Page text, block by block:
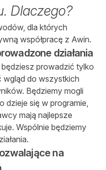
Dlaczego?
dla których
współpracę z Awin.
działania
prowadzić tylko
wgląd do wszystkich
Będziemy mogli
dzieje się w programie,
mają najlepsze
Wspólnie będziemy
na